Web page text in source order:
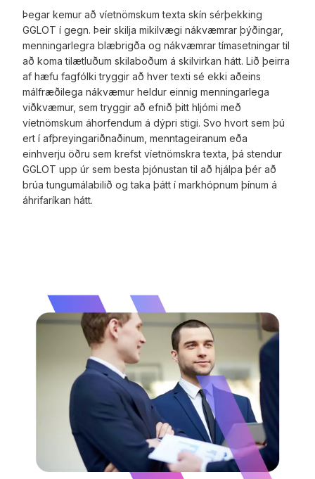
Þegar kemur að víetnömskum texta skín sérþekking
GGLOT í gegn. Þeir skilja mikilvægi nákvæmrar þýðingar,
menningarlegra blæbrigða og nákvæmrar tímasetningar til
að koma tilætluðum skilaboðum á skilvirkan hátt. Lið þeirra
af hæfu fagfólki tryggir að hver texti sé ekki aðeins
málfræðilega nákvæmur heldur einnig menningarlega
viðkvæmur, sem tryggir að efnið þitt hljómi með
víetnömskum áhorfendum á dýpri stigi. Svo hvort sem þú
ert í afþreyingariðnaðinum, menntageiranum eða
einhverju öðru sem krefst víetnömskra texta, þá stendur
GGLOT upp úr sem besta þjónustan til að hjálpa þér að
brúa tungumálabilið og taka þátt í markhópnum þínum á
áhrifaríkan hátt.